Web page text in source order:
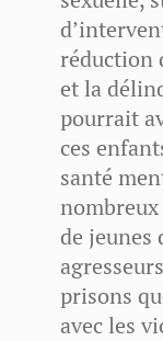
réduction
et la
pourrait
ces
santé
de jeunes
prisons
avec les